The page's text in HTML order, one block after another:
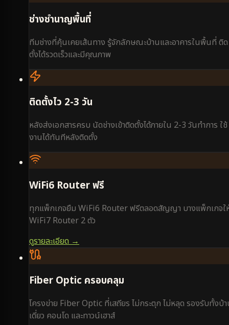
ช่างชำนาญพื้นที่
ทีมช่างที่คุ้นเคยเส้นทาง รู้จักลักษณะบ้านและอาคารในพื้นที่ ติด
ตั้งได้รวดเร็วและมีคุณภาพ
ติดตั้งไว 2-3 วัน
หลังส่งเอกสารครบ นัดช่างเข้าติดตั้งได้ภายใน 2-3 วันทำการ ใช้
งานได้ทันทีหลังติดตั้ง
WiFi6 Router ฟรี
ทุกแพ็กเกจยืม WiFi6 Router ฟรีตลอดสัญญา บางแพ็กเกจใ
WiFi7 Router 2 ตัว
ดูรายละเอียด →
Fiber Optic ครอบคลุม
โครงข่าย Fiber Optic ที่เสถียร ไม่กระตุก ไม่หลุด รองรับทั้งบ้
เดี่ยว คอนโด และทาวน์เฮาส์